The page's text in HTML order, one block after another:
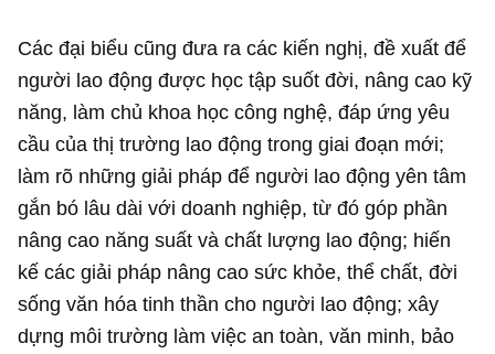
Các đại biểu cũng đưa ra các kiến nghị, đề xuất để
người lao động được học tập suốt đời, nâng cao kỹ
năng, làm chủ khoa học công nghệ, đáp ứng yêu
cầu của thị trường lao động trong giai đoạn mới;
làm rõ những giải pháp để người lao động yên tâm
gắn bó lâu dài với doanh nghiệp, từ đó góp phần
nâng cao năng suất và chất lượng lao động; hiến
kế các giải pháp nâng cao sức khỏe, thể chất, đời
sống văn hóa tinh thần cho người lao động; xây
dựng môi trường làm việc an toàn, văn minh, bảo